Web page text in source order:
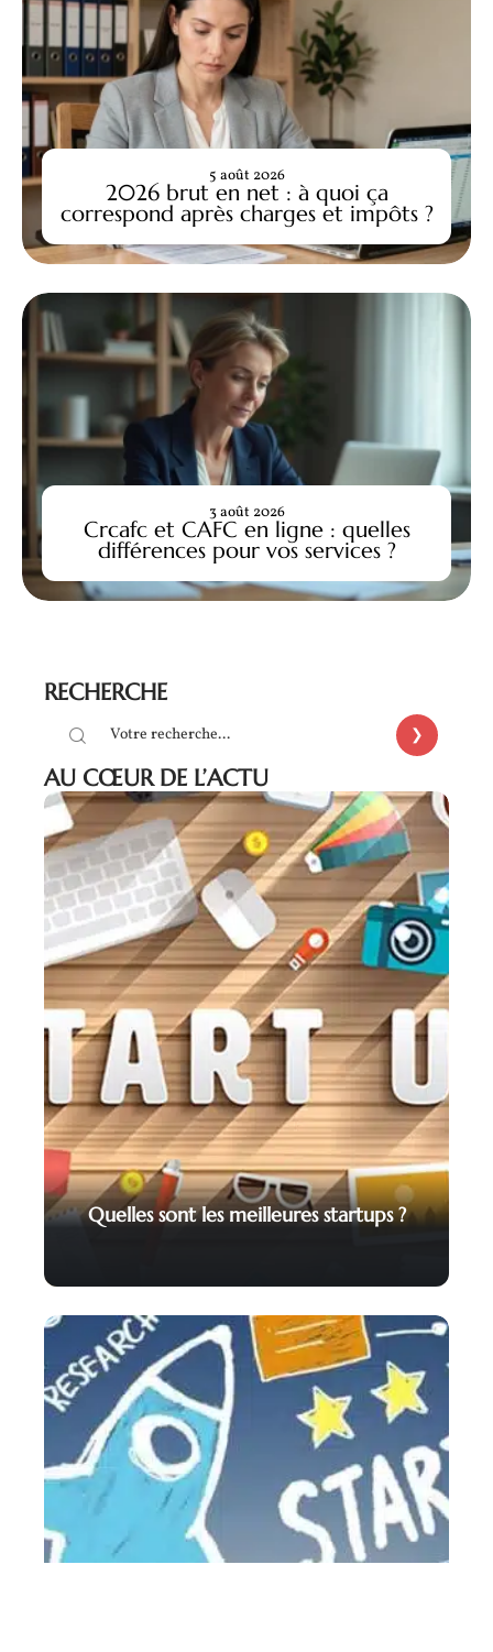
2026 brut en net : à quoi ça
correspond après charges et impôts ?
5 août 2026
Crcafc et CAFC en ligne : quelles
différences pour vos services ?
3 août 2026
RECHERCHE
AU CŒUR DE L’ACTU
Quelles sont les meilleures startups ?